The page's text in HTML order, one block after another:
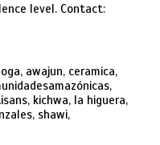
level. Contact:
awajun, ceramica,
kichwa, la higuera,
shawi,